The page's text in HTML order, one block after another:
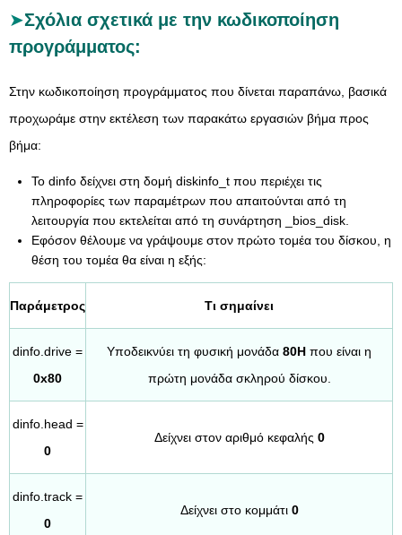
Σχόλια σχετικά με την κωδικοποίηση
προγράμματος:
Στην κωδικοποίηση προγράμματος που δίνεται παραπάνω, βασικά
προχωράμε στην εκτέλεση των παρακάτω εργασιών βήμα προς
βήμα:
Το dinfo δείχνει στη δομή diskinfo_t που περιέχει τις
πληροφορίες των παραμέτρων που απαιτούνται από τη
λειτουργία που εκτελείται από τη συνάρτηση _bios_disk.
Εφόσον θέλουμε να γράψουμε στον πρώτο τομέα του δίσκου, η
θέση του τομέα θα είναι η εξής:
Παράμετρος Τι σημαίνει
dinfo.drive =
0x80
Υποδεικνύει τη φυσική μονάδα 80H που είναι η
πρώτη μονάδα σκληρού δίσκου.
dinfo.head =
0
Δείχνει στον αριθμό κεφαλής 0
dinfo.track =
0
Δείχνει στο κομμάτι 0